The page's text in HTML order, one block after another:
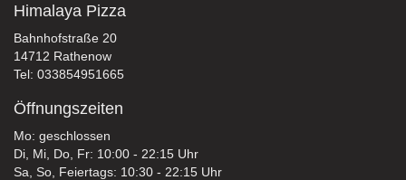
Himalaya Pizza
Bahnhofstraße 20
14712 Rathenow
Tel: 033854951665
Öffnungszeiten
Mo: geschlossen
Di, Mi, Do, Fr: 10:00 - 22:15 Uhr
Sa, So, Feiertags: 10:30 - 22:15 Uhr